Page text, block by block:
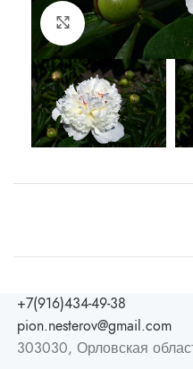
Увеличить
+7(916)434-49-38
pion.nesterov@gmail.com
303030, Орловская